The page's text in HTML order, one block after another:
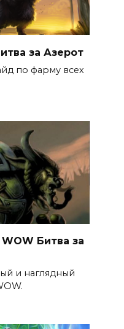
за Азерот
по фарму всех
Битва за
и наглядный